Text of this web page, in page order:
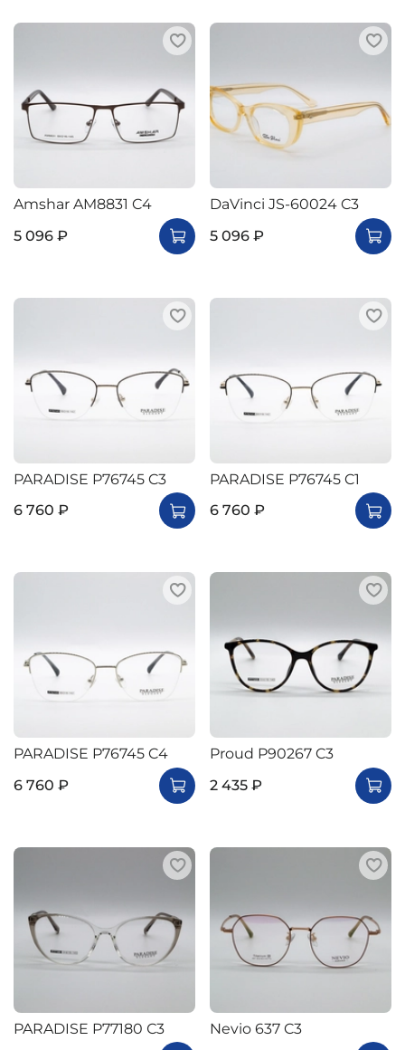
Amshar AM8831 C4
5 096 ₽
DaVinci JS-60024 C3
5 096 ₽
PARADISE P76745 C3
6 760 ₽
PARADISE P76745 C1
6 760 ₽
PARADISE P76745 C4
6 760 ₽
Proud P90267 C3
2 435 ₽
PARADISE P77180 С3
Nevio 637 C3